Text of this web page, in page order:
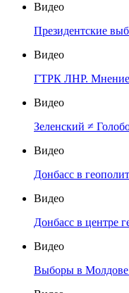
Видео
Президентские
Видео
ГТРК ЛНР.
Видео
Зеленский ≠
Видео
Донбасс в
Видео
Донбасс в центре
Видео
Выборы в